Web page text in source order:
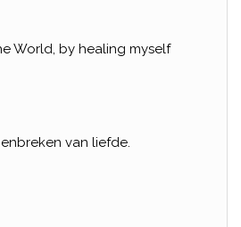
World, by healing myself
van liefde.